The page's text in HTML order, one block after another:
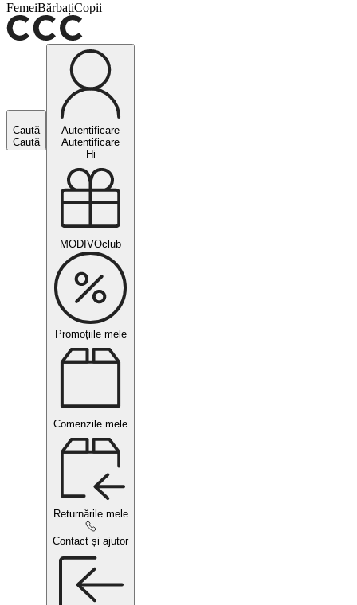
FemeiBărbațiCopii
Caută
Caută
Autentificare
Autentificare
Hi
MODIVOclub
Promoțiile mele
Comenzile mele
Returnările mele
Contact și ajutor